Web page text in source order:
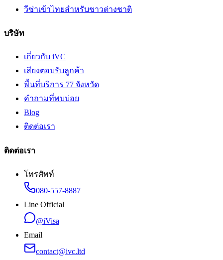
วีซ่าเข้าไทยสำหรับชาวต่างชาติ
บริษัท
เกี่ยวกับ iVC
เสียงตอบรับลูกค้า
พื้นที่บริการ 77 จังหวัด
คำถามที่พบบ่อย
Blog
ติดต่อเรา
ติดต่อเรา
โทรศัพท์
080-557-8887
Line Official
@iVisa
Email
contact@ivc.ltd